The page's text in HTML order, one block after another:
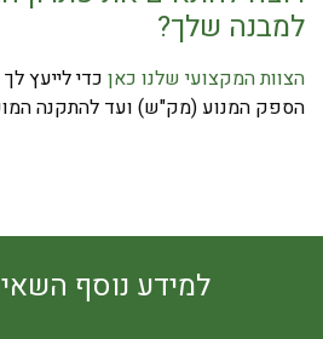
למבנה שלך?
הצוות המקצועי שלנו כאן כדי לייעץ
הספק המנוע (מק"ש) ועד להתקנה
למידע נוסף